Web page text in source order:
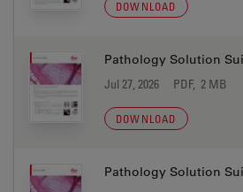
DOWNLOAD
Pathology Solution
Jul 27, 2026 PDF, 2 MB
DOWNLOAD
Pathology Solution